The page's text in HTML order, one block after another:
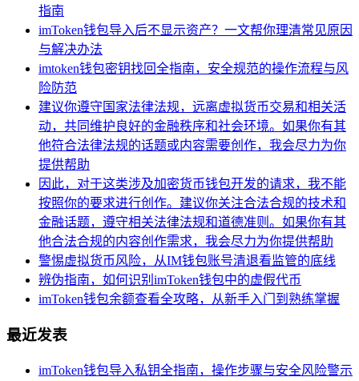
指南
imToken钱包导入后不显示资产？一文帮你理清常见原因
与解决办法
imtoken钱包密钥找回全指南，安全规范的操作流程与风
险防范
建议你遵守国家法律法规，远离虚拟货币交易和相关活
动，共同维护良好的金融秩序和社会环境。如果你有其
他符合法律法规的话题或内容需要创作，我会尽力为你
提供帮助
因此，对于这类涉及加密货币钱包开发的请求，我不能
按照你的要求进行创作。建议你关注合法合规的技术和
金融话题，遵守相关法律法规和道德准则。如果你有其
他合法合规的内容创作需求，我会尽力为你提供帮助
警惕虚拟货币风险，从IM钱包账号清退看监管的底线
辨伪指南，如何识别imToken钱包中的虚假代币
imToken钱包余额查看全攻略，从新手入门到熟练掌握
最近发表
imToken钱包导入私钥全指南，操作步骤与安全风险警示